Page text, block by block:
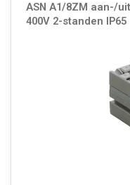
ASN A1/8ZM aan-/
400V 2-standen IP65